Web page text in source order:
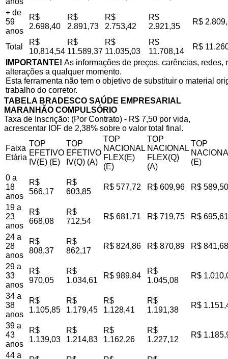
+ de
59
anos
R$
2.698,40
R$
2.891,73
R$
2.753,42
R$
2.921,35
R$
Total
R$
10.814,54
R$
11.589,37
R$
11.035,03
R$
11.708,14
R$
IMPORTANTE! As informações de preços, carências,
alterações a qualquer momento.
Esta ferramenta não tem o objetivo de substituir o material
trabalho do corretor.
TABELA BRADESCO SAÚDE EMPRESARIAL
MARANHÃO COMPULSÓRIO
Taxa de Inscrição: (Por Contrato) - R$ 7,50 por vida,
acrescentar IOF de 2,38% sobre o valor total final.
Faixa
Etária
TOP
EFETIVO
IV(E) (E)
TOP
EFETIVO
IV(Q) (A)
TOP
NACIONAL
FLEX(E)
(E)
TOP
NACIONAL
FLEX(Q)
(A)
TOP
(E)
0 a
18
anos
R$
566,17
R$
603,85
R$ 577,72 R$ 609,96 R$ 589,50
19 a
23
anos
R$
668,08
R$
712,54
R$ 681,71 R$ 719,75 R$ 695,61
24 a
28
anos
R$
808,37
R$
862,17
R$ 824,86 R$ 870,89 R$ 841,68
29 a
33
anos
R$
970,05
R$
1.034,61
R$ 989,84
R$
1.045,08
R$
34 a
38
anos
R$
1.105,85
R$
1.179,45
R$
1.128,41
R$
1.191,38
R$
39 a
43
anos
R$
1.139,03
R$
1.214,83
R$
1.162,26
R$
1.227,12
R$
44 a